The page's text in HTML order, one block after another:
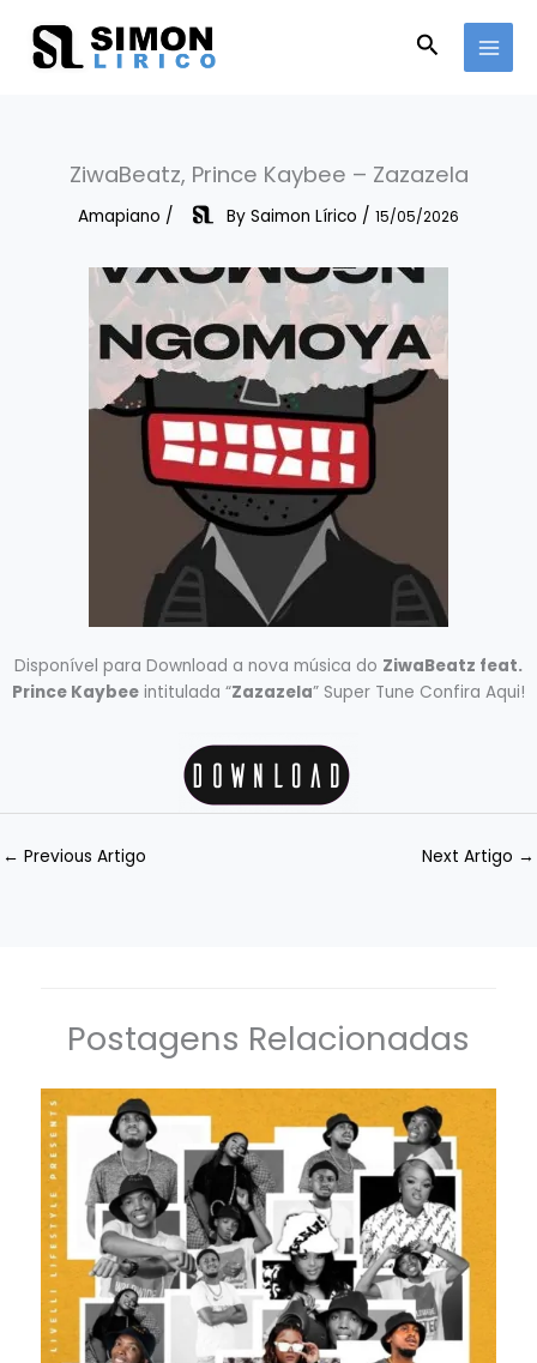
content
Search
ZiwaBeatz, Prince Kaybee – Zazazela
Amapiano / By Saimon Lírico / 15/05/2026
Disponível para Download a nova música do ZiwaBeatz feat.
Prince Kaybee intitulada “Zazazela” Super Tune Confira Aqui!
← Previous Artigo Next Artigo →
Postagens Relacionadas